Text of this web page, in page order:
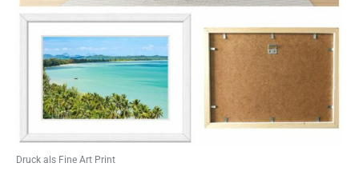
Druck als Fine Art Print